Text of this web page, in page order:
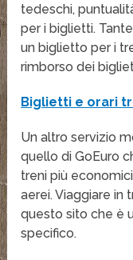
tedeschi,
per i biglietti.
un biglietto per i
rimborso dei
Biglietti e orari
Un altro servizio
quello di GoEuro
treni più
aerei. Viaggiare in
questo sito che è
specifico.